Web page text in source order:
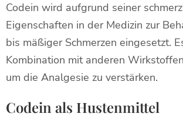
Codein wird aufgrund seiner
Eigenschaften in der Medizin zur
bis mäßiger Schmerzen eingesetzt.
Kombination mit anderen
um die Analgesie zu verstärken.
Codein als Hustenmittel